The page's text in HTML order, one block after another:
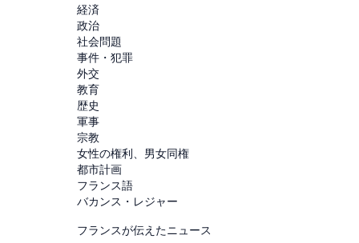
経済
政治
社会問題
事件・犯罪
外交
教育
歴史
軍事
宗教
女性の権利、男女同権
都市計画
フランス語
バカンス・レジャー
フランスが伝えたニュース